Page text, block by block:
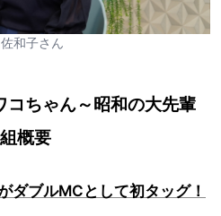
和子さん
コちゃん～昭和の大先輩
概要
ダブルMCとして初タッグ！